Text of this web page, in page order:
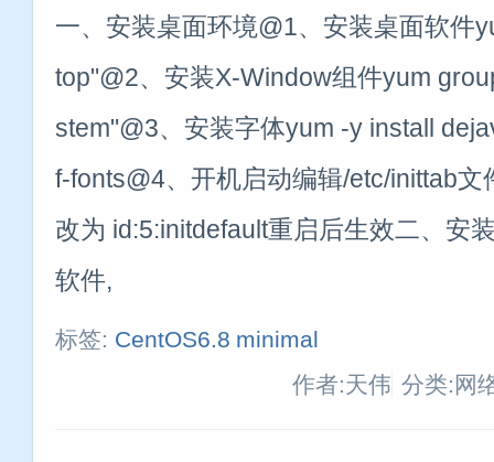
一、安装桌面环境@1、安装桌面软件
top"@2、安装X-Window组件yum
stem"@3、安装字体yum -y install
f-fonts@4、开机启动编辑/etc/inittab文
改为 id:5:initdefault重启后生效二、安
软件,
标签: CentOS6.8 minimal
作者:天伟 分类:网